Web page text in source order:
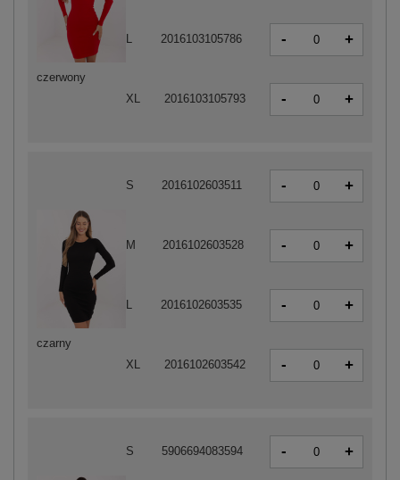
czarny
S 2016102603511 - +
M 2016102603528 - +
L 2016102603535 - +
XL 2016102603542 - +
S 5906694083594 - +
czerwony
L 2016103105786 - +
XL 2016103105793 - +